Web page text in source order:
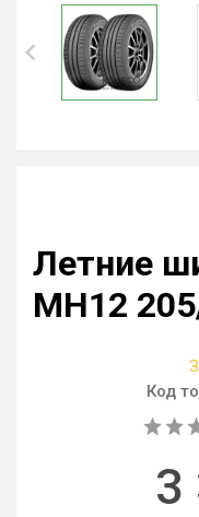
Летние
MH12
Код
3